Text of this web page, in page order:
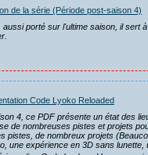
de la série (Période post-saison 4)
porté sur l'ultime saison, il sert
Code Lyoko Reloaded
4, ce PDF présente un état des
de nombreuses pistes et projets
pistes, de nombreux projets
une expérience en 3D sans